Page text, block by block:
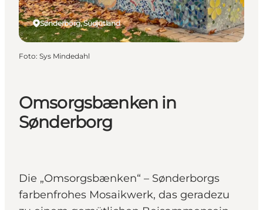
Omsorgsbænken in
Sønderborg
Die „Omsorgsbænken“ – Sønderborgs
farbenfrohes Mosaikwerk, das geradezu
Sønderborg, Südjütland
Foto: Sys Mindedahl